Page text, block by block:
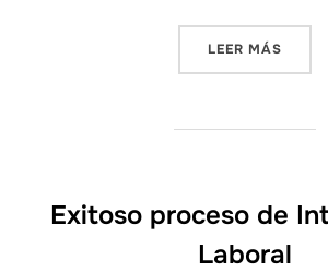
LEER MÁS
Exitoso proceso de
Laboral